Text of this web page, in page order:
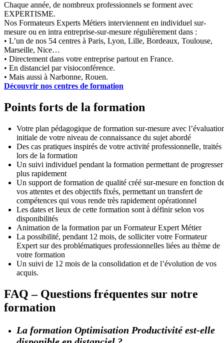
Chaque année, de nombreux professionnels se forment avec
EXPERTISME.
Nos Formateurs Experts Métiers interviennent en individuel sur-
mesure ou en intra entreprise-sur-mesure régulièrement dans :
• L’un de nos 54 centres à Paris, Lyon, Lille, Bordeaux, Toulouse,
Marseille, Nice…
• Directement dans votre entreprise partout en France.
• En distanciel par visioconférence.
• Mais aussi à Narbonne, Rouen.
Découvrir nos centres de formation
Points forts de la formation
Votre plan pédagogique de formation sur-mesure avec
initiale de votre niveau de connaissance du sujet abordé
Des cas pratiques inspirés de votre activité professionnelle, traités
lors de la formation
Un suivi individuel pendant la formation permettant de progresser
plus rapidement
Un support de formation de qualité créé sur-mesure en fonction
vos attentes et des objectifs fixés, permettant un transfert de
compétences qui vous rende très rapidement opérationnel
Les dates et lieux de cette formation sont à définir selon vos
disponibilités
Animation de la formation par un Formateur Expert Métier
La possibilité, pendant 12 mois, de solliciter votre Formateur
Expert sur des problématiques professionnelles liées au thème de
votre formation
Un suivi de 12 mois de la consolidation et de l’évolution de vos
acquis.
FAQ – Questions fréquentes sur notre
formation
La formation Optimisation Productivité est-elle